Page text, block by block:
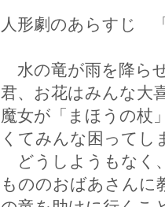
人形劇のあらすじ
水の竜が雨を降ら
君、お花はみんな大
魔女が「まほうの杖
くてみんな困ってし
どうしようもなく
もののおばあさんに